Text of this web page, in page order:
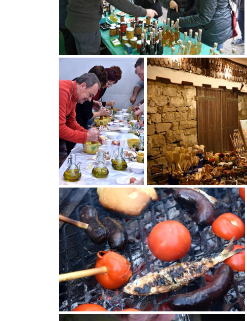
Festa de l'Oli a la Fatarella Festa de l'Oli a la Fatarella
Festa de l'Oli a la Fatarella
Festa de l'Oli a la Fatarella